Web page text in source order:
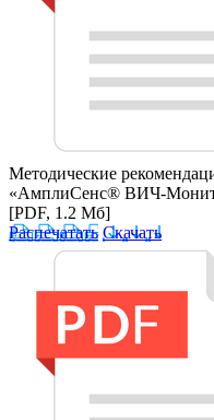
Методические
«АмплиСенс® ВИЧ-
[PDF, 1.2 Мб]
Распечатать Скачать